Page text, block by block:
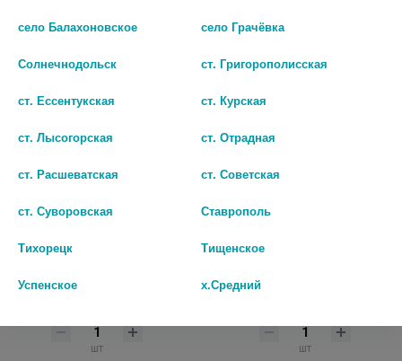
МЕТФОРМИН 1000МГ. №60 ТАБ.
шт
РОСИНСУЛИН Р 100МЕ/МЛ. 3МЛ.
шт
село Балахоновское село Грачёвка
Солнечнодольск ст. Григорополисская
ст. Ессентукская ст. Курская
ст. Лысогорская ст. Отрадная
ст. Расшеватская ст. Советская
ст. Суворовская Ставрополь
Тихорецк Тищенское
Успенское х.Средний